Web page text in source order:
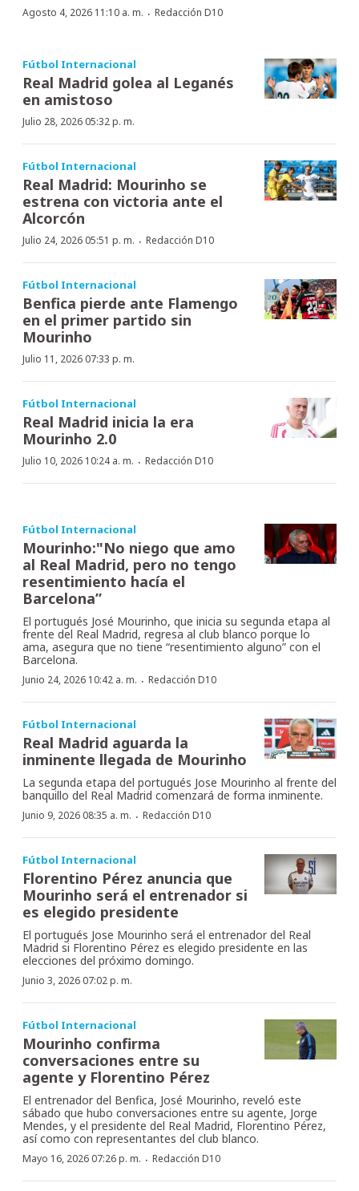
Agosto 4, 2026 11:10 a. m. · Redacción D10
Fútbol Internacional
Real Madrid golea al Leganés
en amistoso
Julio 28, 2026 05:32 p. m.
Fútbol Internacional
Real Madrid: Mourinho se
estrena con victoria ante el
Alcorcón
Julio 24, 2026 05:51 p. m. · Redacción D10
Fútbol Internacional
Benfica pierde ante Flamengo
en el primer partido sin
Mourinho
Julio 11, 2026 07:33 p. m.
Fútbol Internacional
Real Madrid inicia la era
Mourinho 2.0
Julio 10, 2026 10:24 a. m. · Redacción D10
Fútbol Internacional
Mourinho:"No niego que amo
al Real Madrid, pero no tengo
resentimiento hacía el
Barcelona”
El portugués José Mourinho, que inicia su segunda etapa al
frente del Real Madrid, regresa al club blanco porque lo
ama, asegura que no tiene “resentimiento alguno” con el
Barcelona.
Junio 24, 2026 10:42 a. m. · Redacción D10
Fútbol Internacional
Real Madrid aguarda la
inminente llegada de Mourinho
La segunda etapa del portugués Jose Mourinho al frente del
banquillo del Real Madrid comenzará de forma inminente.
Junio 9, 2026 08:35 a. m. · Redacción D10
Fútbol Internacional
Florentino Pérez anuncia que
Mourinho será el entrenador si
es elegido presidente
El portugués Jose Mourinho será el entrenador del Real
Madrid si Florentino Pérez es elegido presidente en las
elecciones del próximo domingo.
Junio 3, 2026 07:02 p. m.
Fútbol Internacional
Mourinho confirma
conversaciones entre su
agente y Florentino Pérez
El entrenador del Benfica, José Mourinho, reveló este
sábado que hubo conversaciones entre su agente, Jorge
Mendes, y el presidente del Real Madrid, Florentino Pérez,
así como con representantes del club blanco.
Mayo 16, 2026 07:26 p. m. · Redacción D10